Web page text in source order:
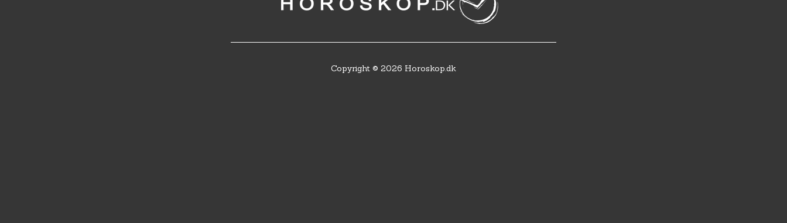
Copyright © 2026 Horoskop.dk